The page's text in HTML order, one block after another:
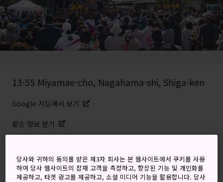
13-55 Miyamae-cho, Nagahama-shi, Shiga-ken
Google 지도에서 보기
환승 정보 받기
키워드 지도
당사와 귀하의 동의를 받은 제3자 회사는 본 웹사이트에서 쿠키를 사용
하여 당사 웹사이트의 잠재 고객을 측정하고, 향상된 기능 및 개인화를
제공하고, 타겟 광고를 제공하고, 소셜 미디어 기능을 활용합니다. 당사